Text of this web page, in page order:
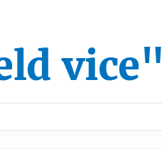
vice"